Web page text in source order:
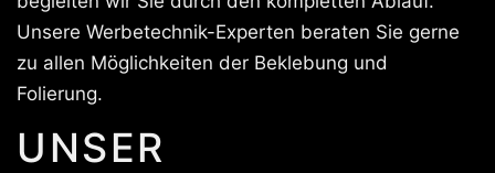
Unsere Werbetechnik-Experten beraten Sie gerne
zu allen Möglichkeiten der Beklebung und
Folierung.
UNSER